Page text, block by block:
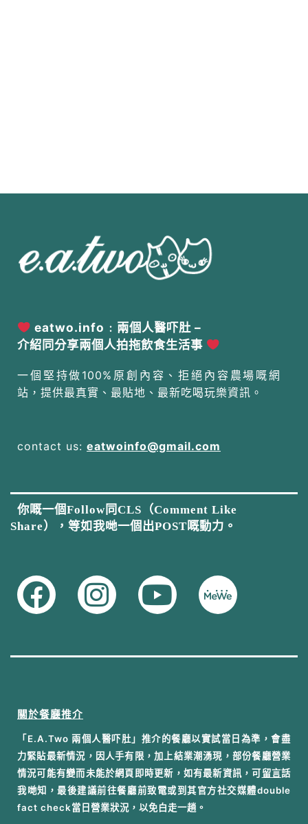
eatwo.info﹕兩個人醫吓肚 –
介紹同分享兩個人拍拖飲食生活事
一個堅持做100%原創內容、拒絕內容農場嘅網
站，提供最真實、最貼地、最新吃喝玩樂資訊。
contact us: eatwoinfo@gmail.com
你嘅一個Follow同CLS（Comment Like
Share），等如我哋一個出POST嘅動力。
關於餐廳推介
「E.A.Two 兩個人醫吓肚」推介的餐廳以實試當日為準，會盡
力緊貼最新情況，因人手有限，加上結業潮湧現，部份餐廳營業
情況可能有變而未能於網頁即時更新，如有最新資訊，可留言話
我哋知，最後建議前往餐廳前致電或到其官方社交媒體double
fact check當日營業狀況，以免白走一趟。